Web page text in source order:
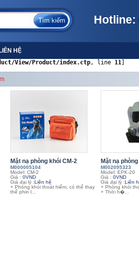
Hotline:
LIÊN HỆ
View/Product/index.ctp, line 11
Mặt nạ phòng khói CM-2
M000005104
Model: CM-2
Giá : 0VND
Giá đại lý :Liên hệ
+ Phòng khói thoát hiểm, có thể thay
thế phin l...
Mặt nạ
M002095323
Model: EPK-20
Giá : 0VND
Giá đại lý :Liên
+ Phòng khói
+ Thời h�...